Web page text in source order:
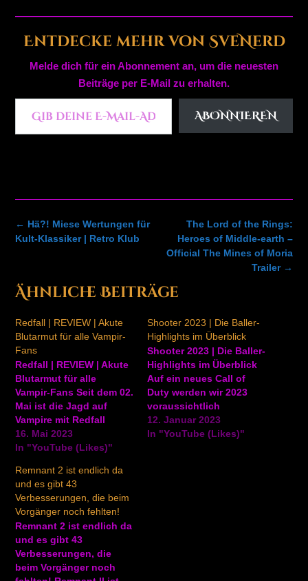
Entdecke mehr von SveNerd
Melde dich für ein Abonnement an, um die neuesten
Beiträge per E-Mail zu erhalten.
Gib deine E-Mail-Adresse ein ...
ABONNIEREN
Post
navigation
The Lord of the Rings:
Heroes of Middle-earth –
Official The Mines of Moria
Trailer →
← Hä?! Miese Wertungen für
Kult-Klassiker | Retro Klub
Ähnliche Beiträge
Redfall | REVIEW | Akute
Blutarmut für alle Vampir-
Fans
Redfall | REVIEW | Akute
Blutarmut für alle
Vampir-Fans Seit dem 02.
Mai ist die Jagd auf
Vampire mit Redfall
eröffnet. Doch der Loot-
Shooter für PC und Xbox
vielerlei Hinsicht. Wir
haben den (Achtung
Wortwitz!) blutleeren
Koop-Titel von Arkane
Austin getestet. ▶
Aktuelle Spiele:
https://amzn.to/2PFHsDX
* ▶…
16. Mai 2023
In "YouTube (Likes)"
Shooter 2023 | Die Baller-
Highlights im Überblick
Shooter 2023 | Die Baller-
Highlights im Überblick
Auf ein neues Call of
Duty werden wir 2023
voraussichtlich
verzichten müssen.
Trotzdem gibt es
12. Januar 2023
In "YouTube (Likes)"
Remnant 2 ist endlich da
und es gibt 43
Verbesserungen, die beim
Vorgänger noch fehlten!
Remnant 2 ist endlich da
und es gibt 43
Verbesserungen, die
beim Vorgänger noch